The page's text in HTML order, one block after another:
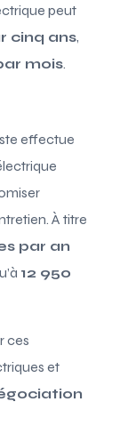
peut
cinq ans,
mois.
effectue
À titre
par an
12 950
ces
et